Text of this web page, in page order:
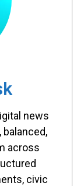
news
across
civic